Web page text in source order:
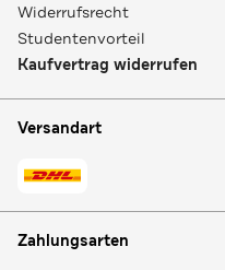
Widerrufsrecht
Studentenvorteil
Kaufvertrag widerrufen
Versandart
Zahlungsarten